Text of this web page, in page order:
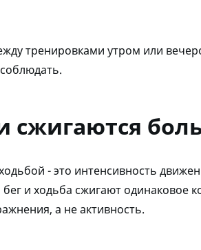
тренировками утром или
- это интенсивность
и ходьба сжигают одинаковое
а не активность.